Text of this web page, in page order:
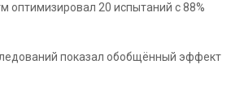
оптимизировал 20 испытаний с 88%
показал обобщённый эффект